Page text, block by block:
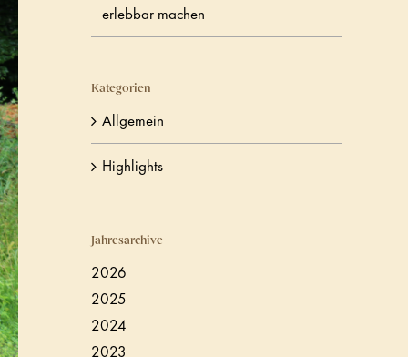
erlebbar machen
Kategorien
Allgemein
Highlights
Jahresarchive
2026
2025
2024
2023